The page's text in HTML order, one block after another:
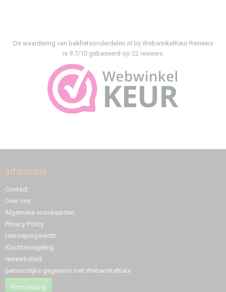
De waardering van bakfietsonderdelen.nl bij WebwinkelKeur Reviews
is 9.7/10 gebaseerd op 22 reviews.
Informatie
Contact
Over ons
Algemene voorwaarden
Privacy Policy
Herroepingsrecht
Klachtenregeling
reviewbeleid
persoonlijke gegevens met WebwinkelKeur
Herroeping